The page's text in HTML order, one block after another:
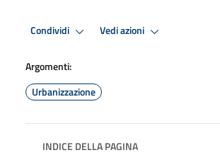
Condividi Vedi azioni
Argomenti:
Urbanizzazione
INDICE DELLA PAGINA